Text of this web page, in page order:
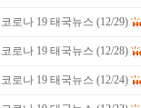
코로나 19 태국뉴스 (12/29)
코로나 19 태국뉴스 (12/28)
코로나 19 태국뉴스 (12/24)